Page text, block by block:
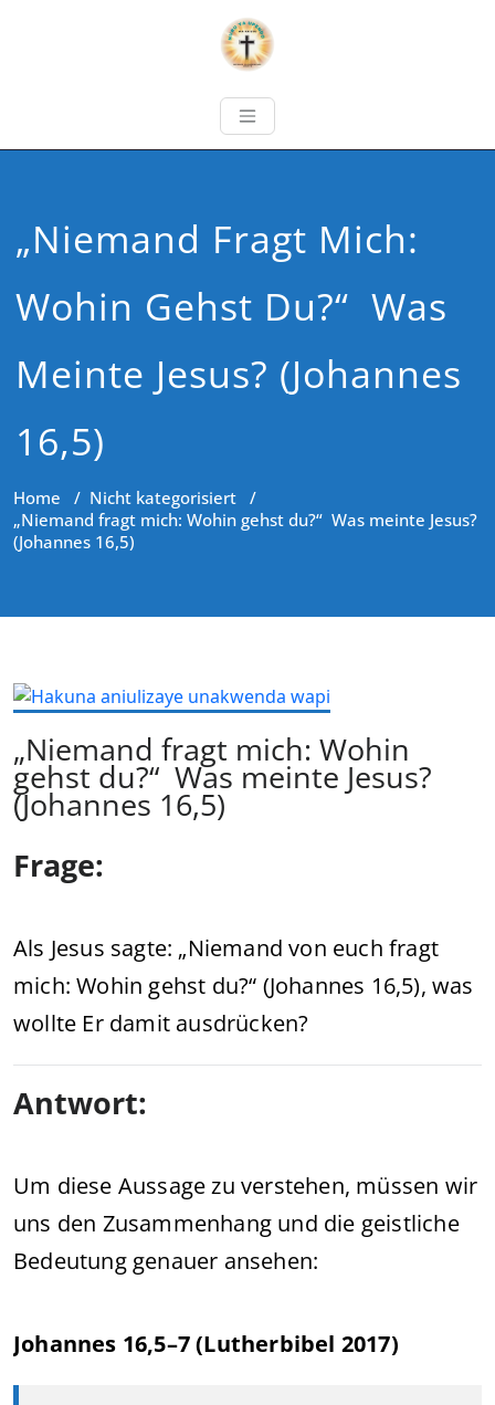
„Niemand Fragt Mich:
Wohin Gehst Du?“ Was
Meinte Jesus? (Johannes
16,5)
Home / Nicht kategorisiert /
„Niemand fragt mich: Wohin gehst du?“ Was meinte Jesus?
(Johannes 16,5)
„Niemand fragt mich: Wohin
gehst du?“ Was meinte Jesus?
(Johannes 16,5)
Frage:
Als Jesus sagte: „Niemand von euch fragt
mich: Wohin gehst du?“ (Johannes 16,5), was
wollte Er damit ausdrücken?
Antwort:
Um diese Aussage zu verstehen, müssen wir
uns den Zusammenhang und die geistliche
Bedeutung genauer ansehen:
Johannes 16,5–7 (Lutherbibel 2017)